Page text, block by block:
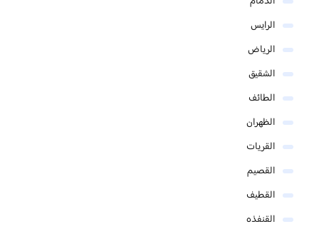
الرايس
الرياض
الشقيق
الطائف
الظهران
القريات
القصيم
القطيف
القنفذه